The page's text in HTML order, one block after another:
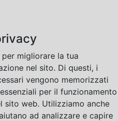
migliorare la tua
nel sito. Di questi, i
vengono memorizzati
per il funzionamento
sito web. Utilizziamo anche
ad analizzare e capire